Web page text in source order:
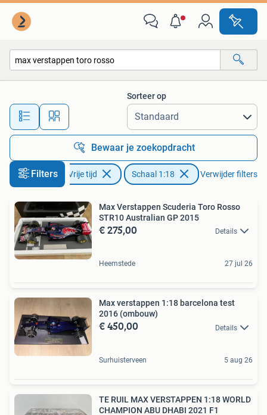
Alle afstanden…
Sorteer op
Bewaar je zoekopdracht
Filters
Hobby en Vrije tijd Schaal 1:18 Verwijder filters
Max Verstappen Scuderia Toro Rosso
STR10 Australian GP 2015
€ 275,00 Details
Heemstede 27 jul 26
Max verstappen 1:18 barcelona test
2016 (ombouw)
€ 450,00 Details
Surhuisterveen 5 aug 26
TE RUIL MAX VERSTAPPEN 1:18 WORLD
CHAMPION ABU DHABI 2021 F1